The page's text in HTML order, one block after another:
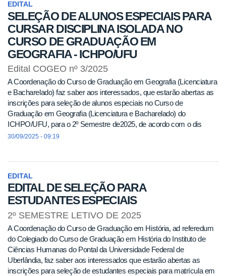
EDITAL
SELEÇÃO DE ALUNOS ESPECIAIS PARA
CURSAR DISCIPLINA ISOLADA NO
CURSO DE GRADUAÇÃO EM
GEOGRAFIA - ICHPO/UFU
Edital COGEO nº 3/2025
A Coordenação do Curso de Graduação em Geografia (Licenciatura
e Bacharelado) faz saber aos interessados, que estarão abertas as
inscrições para seleção de alunos especiais no Curso de
Graduação em Geografia (Licenciatura e Bacharelado) do
ICHPO/UFU, para o 2º Semestre de2025, de acordo com o dis
30/09/2025 - 09:19
EDITAL
EDITAL DE SELEÇÃO PARA
ESTUDANTES ESPECIAIS
2º SEMESTRE LETIVO DE 2025
A Coordenação do Curso de Graduação em História, ad referedum
do Colegiado do Curso de Graduação em História do Instituto de
Ciências Humanas do Pontal da Universidade Federal de
Uberlândia, faz saber aos interessados que estarão abertas as
inscrições para seleção de estudantes especiais para matrícula em